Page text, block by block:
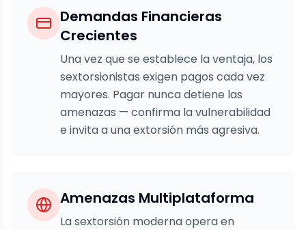
Demandas Financieras
Crecientes
Una vez que se establece la ventaja, los
sextorsionistas exigen pagos cada vez
mayores. Pagar nunca detiene las
amenazas — confirma la vulnerabilidad
e invita a una extorsión más agresiva.
Amenazas Multiplataforma
La sextorsión moderna opera en